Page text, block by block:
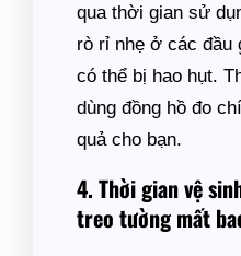
qua thời gian sử
rò rỉ nhẹ ở các đầu
có thể bị hao hụt.
dùng đồng hồ đo
quả cho bạn.
4. Thời gian vệ
treo tường mất